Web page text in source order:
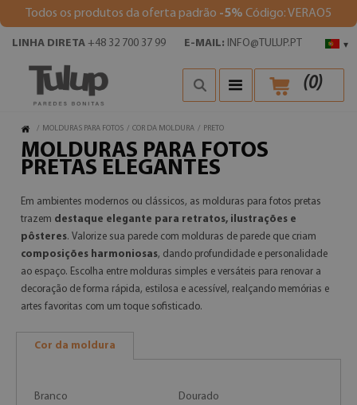
Todos os produtos da oferta padrão -5% Código: VERAO5
▾
LINHA DIRETA +48 32 700 37 99 E-MAIL: INFO@TULUP.PT
(0)
/ MOLDURAS PARA FOTOS / COR DA MOLDURA / PRETO
MOLDURAS PARA FOTOS
PRETAS ELEGANTES
Em ambientes modernos ou clássicos, as molduras para fotos pretas
trazem destaque elegante para retratos, ilustrações e
pôsteres. Valorize sua parede com molduras de parede que criam
composições harmoniosas, dando profundidade e personalidade
ao espaço. Escolha entre molduras simples e versáteis para renovar a
decoração de forma rápida, estilosa e acessível, realçando memórias e
artes favoritas com um toque sofisticado.
Cor da moldura
Branco Dourado